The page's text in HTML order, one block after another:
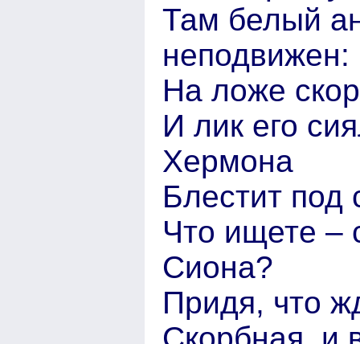
Там белый
неподвижен:
На ложе
И лик его
Хермона
Блестит под
Что ищете –
Сиона?
Придя, что